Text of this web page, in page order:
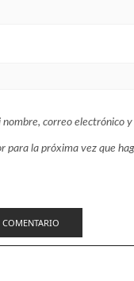
nombre, correo electrónico
para la próxima vez que